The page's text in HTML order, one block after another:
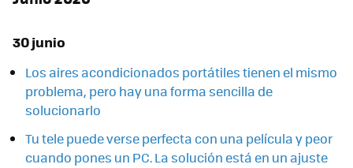
30 junio
Los aires acondicionados portátiles tienen el mismo
problema, pero hay una forma sencilla de
solucionarlo
Tu tele puede verse perfecta con una película y peor
cuando pones un PC. La solución está en un ajuste